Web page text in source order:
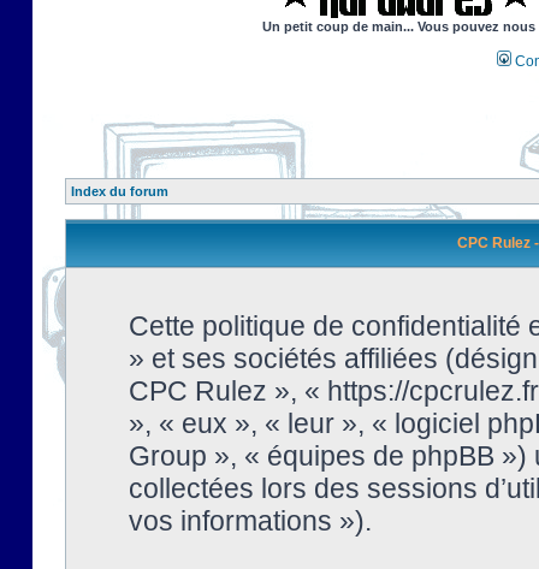
Un petit coup de main... Vous pouvez
Index du forum
CPC Rulez
Cette politique de confidentialité
» et ses sociétés affiliées
CPC Rulez », « https://
», « eux », « leur », « logiciel
Group », « équipes de phpBB
collectées lors des sessions
vos informations »).